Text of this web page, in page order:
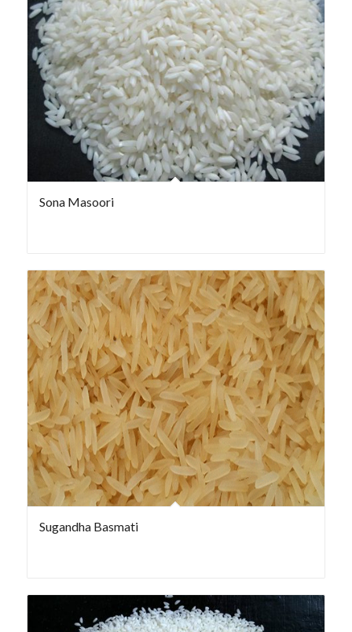
Sona Masoori
Sugandha Basmati